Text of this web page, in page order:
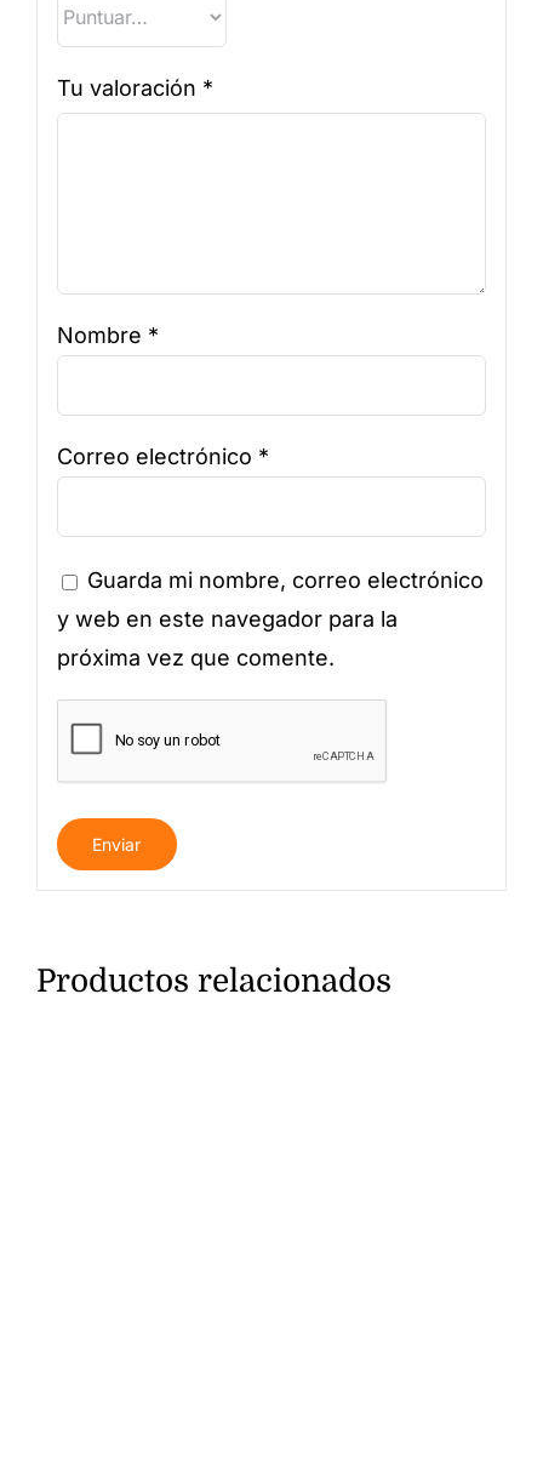
Tu valoración *
Nombre *
Correo electrónico *
Guarda mi nombre, correo electrónico
y web en este navegador para la
próxima vez que comente.
Productos relacionados